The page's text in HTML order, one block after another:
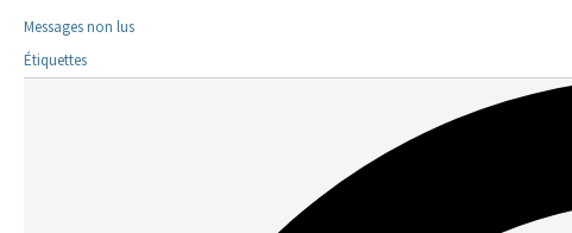
Messages non lus
Étiquettes